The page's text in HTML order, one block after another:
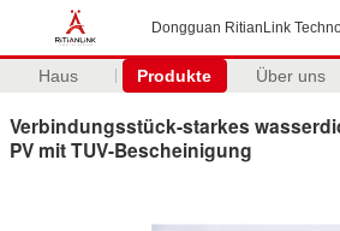
Dongguan RitianLink
Haus Produkte Über uns
Verbindungsstück-starkes
PV mit TUV-Bescheinigung